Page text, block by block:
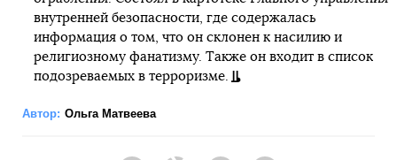
внутренней безопасности, где содержалась
информация о том, что он склонен к насилию и
религиозному фанатизму. Также он входит в список
подозреваемых в терроризме.
Автор: Ольга Матвеева